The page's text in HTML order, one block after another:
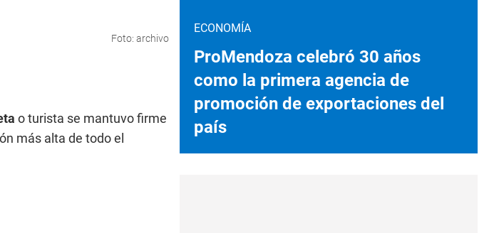
Foto: archivo
o turista se mantuvo firme
más alta de todo el
ECONOMÍA
ProMendoza celebró 30 años
como la primera agencia de
promoción de exportaciones del
país